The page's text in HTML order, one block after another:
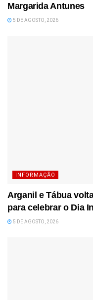
Margarida Antunes
5 DE AGOSTO, 2026
INFORMAÇÃO
Arganil e Tábua
para celebrar o Dia
5 DE AGOSTO, 2026